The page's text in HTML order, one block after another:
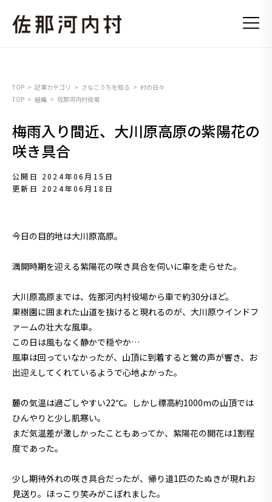
TOP 記事カテゴリ さなごうちを知る
村の日々
TOP
組織 佐那河内村役場
梅雨入り間近、大川原高原の紫陽花の
咲き具合
公開日 2024年06月15日
更新日 2024年06月18日
今日の目的地は大川原高原。
満開時期を迎える紫陽花の咲き具合を伺いに車を走らせた。
大川原高原までは、佐那河内村役場から車で約30分ほど。
果樹園に囲まれた山道を抜けると現れるのが、大川原ウインドフ
ァームの壮大な風車。
この日は風もなく静かで穏やか…
風車は回っていなかったが、山頂に到着すると鶯の声が響き、お
出迎えしてくれているようで心地よかった。
麓の気温は過ごしやすい22℃。しかし標高約1000mの山頂では
ひんやりと少し肌寒い。
まだ気温差が激しかったこともあってか、紫陽花の開花は1割程
度であった。
少し期待外れの咲き具合だったが、帰り道1匹のたぬきが現れお
見送り。ほっこり笑みがこぼれました。